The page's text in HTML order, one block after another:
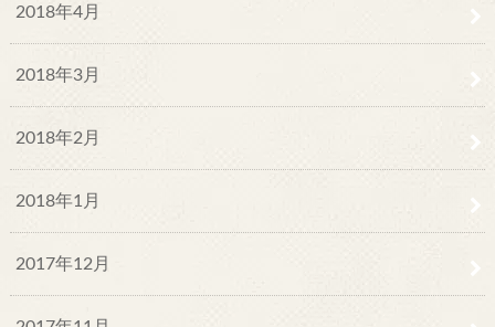
2018年4月
2018年3月
2018年2月
2018年1月
2017年12月